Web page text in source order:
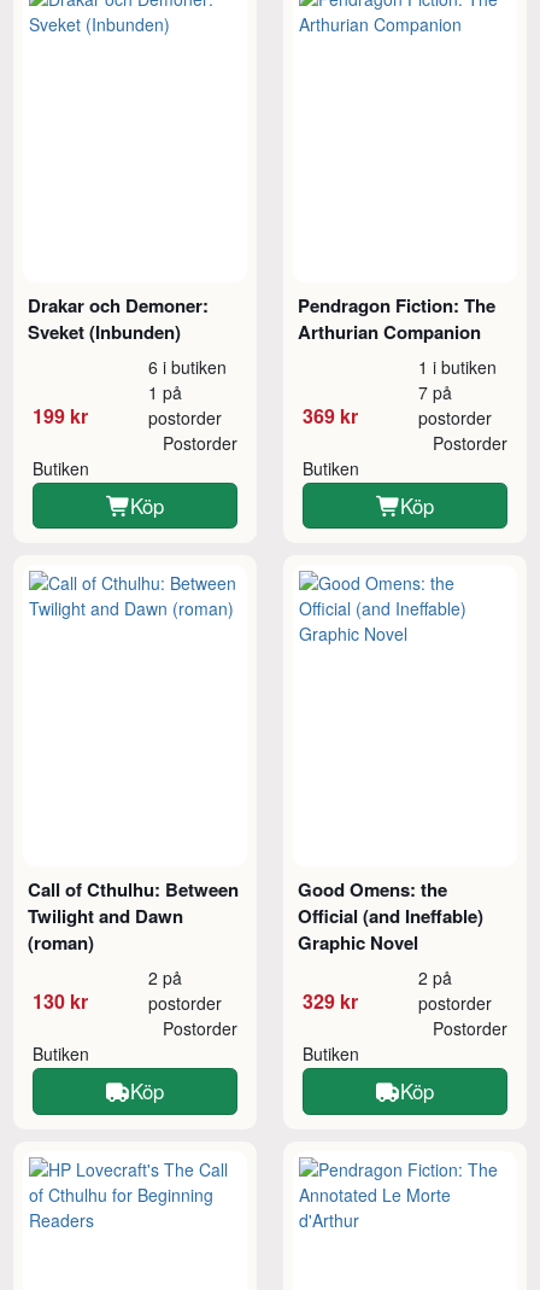
Drakar och Demoner:
Sveket (Inbunden)
199 kr
6 i butiken
1 på
postorder
Butiken
Postorder
Köp
Pendragon Fiction: The
Arthurian Companion
369 kr
1 i butiken
7 på
postorder
Butiken
Postorder
Köp
Call of Cthulhu: Between
Twilight and Dawn
(roman)
130 kr
2 på
postorder
Butiken
Postorder
Köp
Good Omens: the
Official (and Ineffable)
Graphic Novel
329 kr
2 på
postorder
Butiken
Postorder
Köp